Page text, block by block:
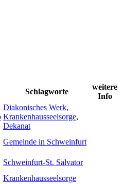
Schlagworte
weitere
Info
Diakonisches Werk,
Krankenhausseelsorge,
Dekanat
Gemeinde in Schweinfurt
Schweinfurt-St. Salvator
Krankenhausseelsorge